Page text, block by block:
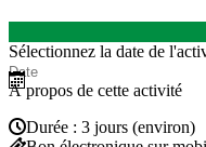
Sélectionnez la date de
À propos de cette activité
Durée : 3 jours (environ)